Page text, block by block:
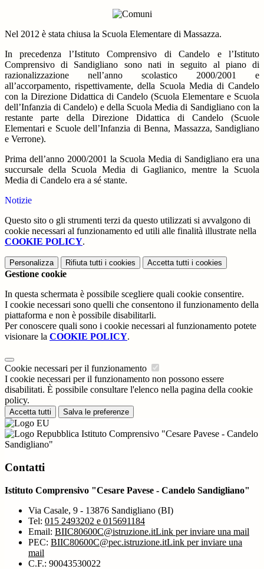
Nel 2012 è stata chiusa la Scuola Elementare di Massazza.
In precedenza l’Istituto Comprensivo di Candelo e l’Istituto
Comprensivo di Sandigliano sono nati in seguito al piano di
razionalizzazione nell’anno scolastico 2000/2001 e
all’accorpamento, rispettivamente, della Scuola Media di Candelo
con la Direzione Didattica di Candelo (Scuola Elementare e Scuola
dell’Infanzia di Candelo) e della Scuola Media di Sandigliano con la
restante parte della Direzione Didattica di Candelo (Scuole
Elementari e Scuole dell’Infanzia di Benna, Massazza, Sandigliano
e Verrone).
Prima dell’anno 2000/2001 la Scuola Media di Sandigliano era una
succursale della Scuola Media di Gaglianico, mentre la Scuola
Media di Candelo era a sé stante.
Notizie
Questo sito o gli strumenti terzi da questo utilizzati si avvalgono di
cookie necessari al funzionamento ed utili alle finalità illustrate nella
COOKIE POLICY.
Personalizza Rifiuta tutti i cookies Accetta tutti i cookies
Gestione cookie
In questa schermata è possibile scegliere quali cookie consentire.
I cookie necessari sono quelli che consentono il funzionamento della
piattaforma e non è possibile disabilitarli.
Per conoscere quali sono i cookie necessari al funzionamento potete
visionare la COOKIE POLICY.
Cookie necessari per il funzionamento
I cookie necessari per il funzionamento non possono essere
disabilitati. È possibile consultare l'elenco nella pagina della cookie
policy.
Accetta tutti Salva le preferenze
Istituto Comprensivo "Cesare Pavese - Candelo
Sandigliano"
Contatti
Istituto Comprensivo "Cesare Pavese - Candelo Sandigliano"
Via Casale, 9 - 13876 Sandigliano (BI)
Tel: 015 2493202 e 015691184
Email: BIIC80600C@istruzione.itLink per inviare una mail
PEC: BIIC80600C@pec.istruzione.itLink per inviare una
mail
C.F.: 90043530022